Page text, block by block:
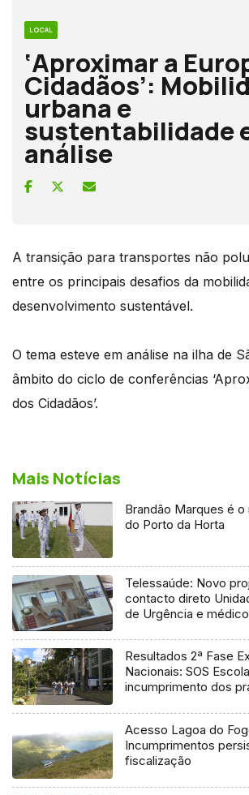
LOCAL
‘Aproximar a
Cidadãos’:
urbana e
sustentabilidade
análise
A transição para transportes não
entre os principais desafios da
desenvolvimento sustentável.
O tema esteve em análise na ilha de
âmbito do ciclo de conferências
dos Cidadãos’.
Mais Notícias
Brandão Marques é o
do Porto da Horta
Telessaúde: Novo
contacto direto
de Urgência e
Resultados 2ª Fase
Nacionais: SOS
incumprimento dos
Acesso Lagoa do
Incumprimentos
fiscalização